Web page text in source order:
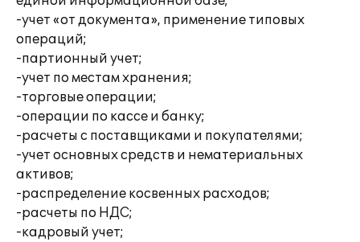
-учет «от документа», применение типовых
операций;
-партионный учет;
-учет по местам хранения;
-торговые операции;
-операции по кассе и банку;
-расчеты с поставщиками и покупателями;
-учет основных средств и нематериальных
активов;
-распределение косвенных расходов;
-расчеты по НДС;
-кадровый учет;